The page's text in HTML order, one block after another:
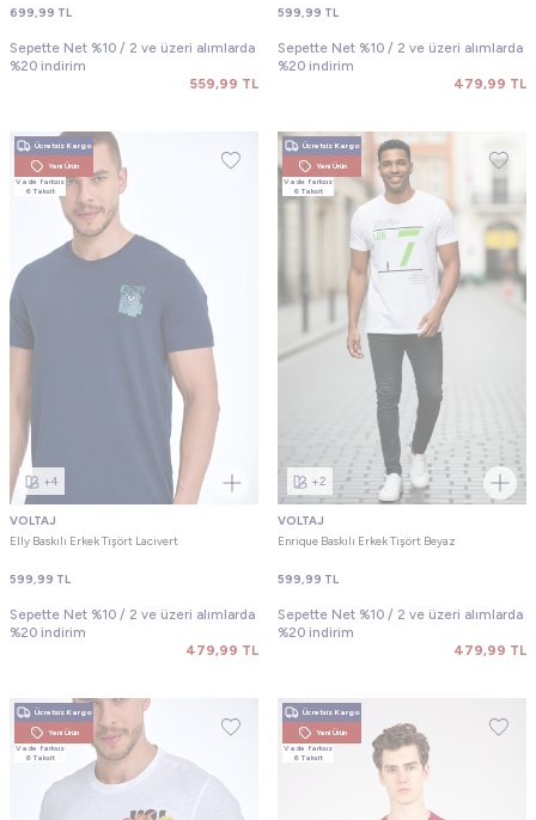
699,99 TL
Sepette Net %10 / 2 ve üzeri alımlarda
%20 indirim
559,99 TL
599,99 TL
Sepette Net %10 / 2 ve üzeri alımlarda
%20 indirim
479,99 TL
Ücretsiz Kargo
Yeni Ürün
Vade farksız
6 Taksit
+4
VOLTAJ
Elly Baskılı Erkek Tişört Lacivert
599,99 TL
Sepette Net %10 / 2 ve üzeri alımlarda
%20 indirim
479,99 TL
Ücretsiz Kargo
Yeni Ürün
Vade farksız
6 Taksit
+2
VOLTAJ
Enrique Baskılı Erkek Tişört Beyaz
599,99 TL
Sepette Net %10 / 2 ve üzeri alımlarda
%20 indirim
479,99 TL
Ücretsiz Kargo
Yeni Ürün
Vade farksız
6 Taksit
Ücretsiz Kargo
Yeni Ürün
Vade farksız
6 Taksit